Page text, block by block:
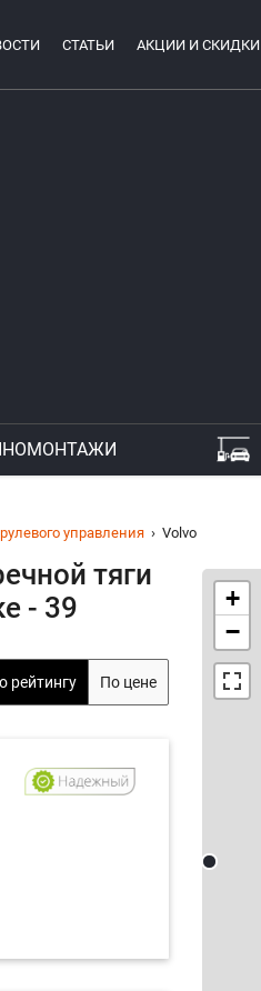
СТАТЬИ АКЦИИ И СКИДКИ
управления Volvo
тяги
- 39
рейтингу По цене
+
−